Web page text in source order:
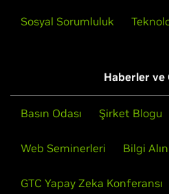
Sosyal Sorumluluk
Haberler ve
Basın Odası Şirket Blogu
Web Seminerleri Bilgi Alın
GTC Yapay Zeka Konferansı